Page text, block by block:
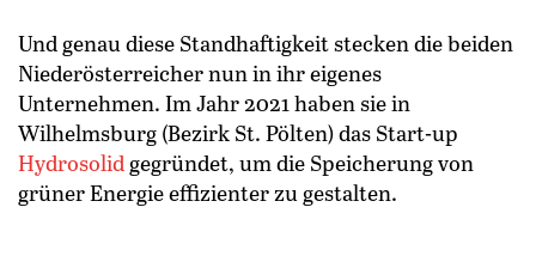
Und genau diese Standhaftigkeit stecken die beiden
Niederösterreicher nun in ihr eigenes
Unternehmen. Im Jahr 2021 haben sie in
Wilhelmsburg (Bezirk St. Pölten) das Start-up
Hydrosolid­gegründet, um die Speicherung von
grüner Energie effizienter zu gestalten.